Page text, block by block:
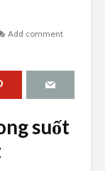
Add comment
suốt